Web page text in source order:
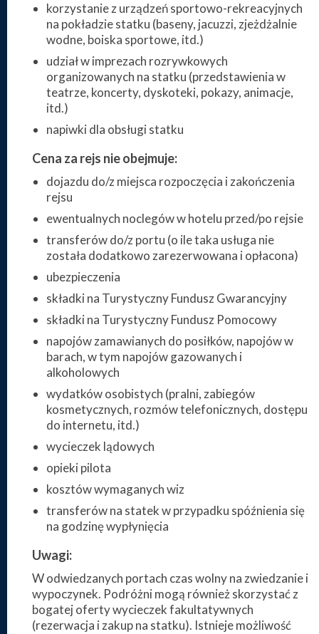
korzystanie z urządzeń sportowo-rekreacyjnych
na pokładzie statku (baseny, jacuzzi, zjeżdżalnie
wodne, boiska sportowe, itd.)
udział w imprezach rozrywkowych
organizowanych na statku (przedstawienia w
teatrze, koncerty, dyskoteki, pokazy, animacje,
itd.)
napiwki dla obsługi statku
Cena za rejs nie obejmuje:
dojazdu do/z miejsca rozpoczęcia i zakończenia
rejsu
ewentualnych noclegów w hotelu przed/po rejsie
transferów do/z portu (o ile taka usługa nie
została dodatkowo zarezerwowana i opłacona)
ubezpieczenia
składki na Turystyczny Fundusz Gwarancyjny
składki na Turystyczny Fundusz Pomocowy
napojów zamawianych do posiłków, napojów w
barach, w tym napojów gazowanych i
alkoholowych
wydatków osobistych (pralni, zabiegów
kosmetycznych, rozmów telefonicznych, dostępu
do internetu, itd.)
wycieczek lądowych
opieki pilota
kosztów wymaganych wiz
transferów na statek w przypadku spóźnienia się
na godzinę wypłynięcia
Uwagi:
W odwiedzanych portach czas wolny na zwiedzanie i
wypoczynek. Podróżni mogą również skorzystać z
bogatej oferty wycieczek fakultatywnych
(rezerwacja i zakup na statku). Istnieje możliwość